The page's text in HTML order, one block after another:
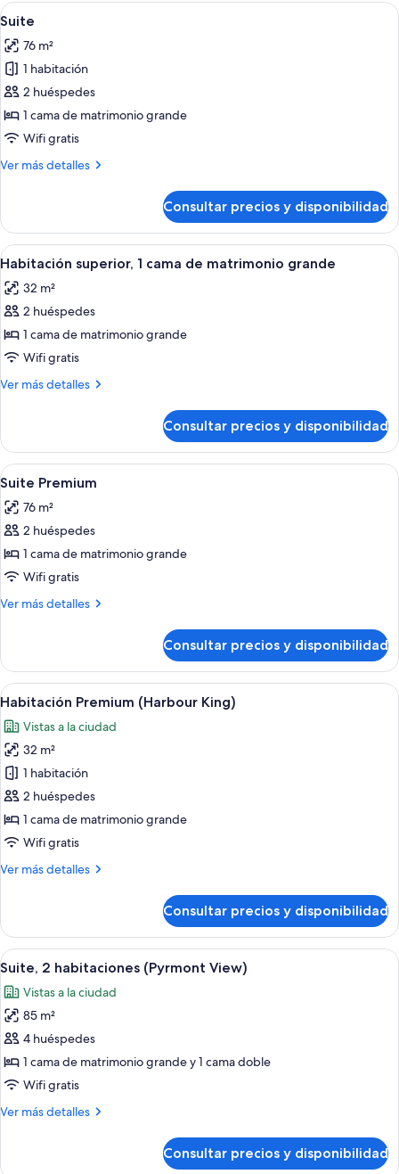
Abrir
todas
las
fotos
de
Suite
Un cuarto de hotel con una cama
3
Suite
76 m²
1 habitación
2 huéspedes
1 cama de matrimonio grande
Wifi gratis
Ver más detalles
Más
Consultar precios y disponibilidad
Abrir
todas
las
fotos
de
Habitación
superior,
de
matrimonio
grande
Una habitación de hotel moderna
4
Habitación superior, 1 cama de matrimonio grande
32 m²
2 huéspedes
1 cama de matrimonio grande
Wifi gratis
Ver más detalles
Más
superior,
cama
matrimonio
grande
Consultar precios y disponibilidad
Abrir
todas
las
fotos
de
Suite
Premium
Habitación de hotel moderna con
5
Suite Premium
76 m²
2 huéspedes
1 cama de matrimonio grande
Wifi gratis
Ver más detalles
Más
Premium
Consultar precios y disponibilidad
Abrir
todas
las
fotos
de
Habitación
Premium
(Harbour
Una habitación de hotel moderna
3
Habitación Premium (Harbour King)
Vistas a la ciudad
32 m²
1 habitación
2 huéspedes
1 cama de matrimonio grande
Wifi gratis
Ver más detalles
Más
Premium
(Harbour
King)
Consultar precios y disponibilidad
Abrir
todas
las
fotos
de
Suite,
2
(Pyrmont
Una habitación de hotel moderna
10
Suite, 2 habitaciones (Pyrmont View)
Vistas a la ciudad
85 m²
4 huéspedes
1 cama de matrimonio grande y 1 cama doble
Wifi gratis
Ver más detalles
Más
Consultar precios y disponibilidad